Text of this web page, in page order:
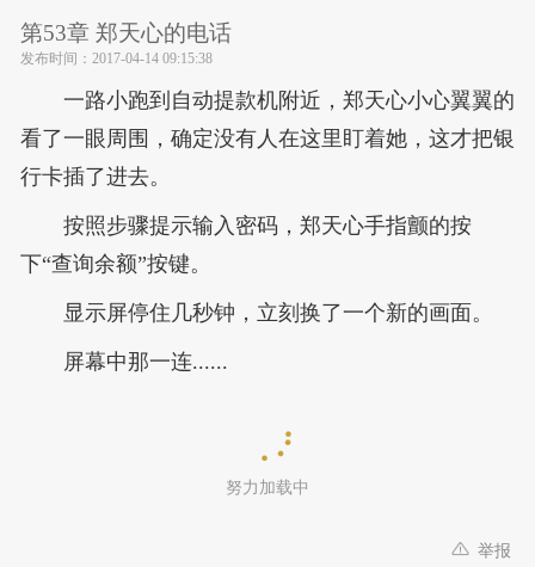
第53章 郑天心的电话
发布时间： 2017-04-14 09:15:38
一路小跑到自动提款机附近，郑天心小心翼翼的
看了一眼周围，确定没有人在这里盯着她，这才把银
行卡插了进去。
按照步骤提示输入密码，郑天心手指颤的按
下“查询余额”按键。
显示屏停住几秒钟，立刻换了一个新的画面。
屏幕中那一连......
努力加载中
举报